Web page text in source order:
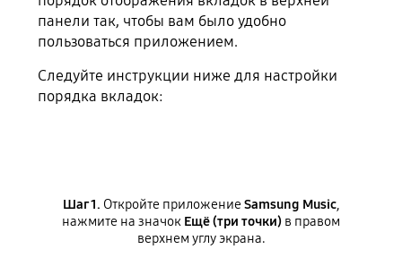
панели так, чтобы вам было удобно
пользоваться приложением.
Следуйте инструкции ниже для настройки
порядка вкладок:
Шаг 1. Откройте приложениеSamsung Music,
нажмите на значок Ещё (три точки) в правом
верхнем углу экрана.